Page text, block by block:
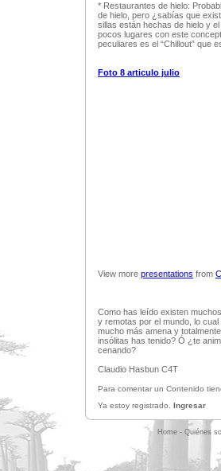
* Restaurantes de hielo:
de hielo, pero ¿sabías que
sillas están hechas de hielo y
pocos lugares con este
peculiares es el “Chillout” que
Foto 8 articulo julio
View more presentations from
Como has leído existen
y remotas por el mundo, lo
mucho más amena y
insólitas has tenido? Ó ¿te
cenando?
Claudio Hasbun C4T
Para comentar un Contenido
Ya estoy registrado. Ingresar
Home - Quiénes